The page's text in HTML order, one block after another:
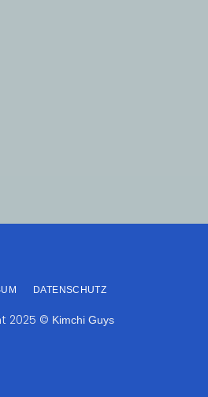
DATENSCHUTZ
2025 © Kimchi Guys